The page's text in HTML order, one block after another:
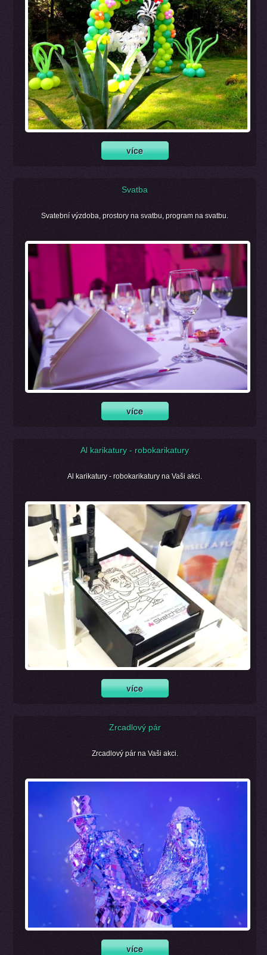
Svatba
Svatební výzdoba, prostory na svatbu, program na svatbu.
Al karikatury - robokarikatury
Al karikatury - robokarikatury na Vaši akci.
Zrcadlový pár
Zrcadlový pár na Vaši akci.